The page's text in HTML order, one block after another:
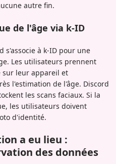
autre fin.
de l'âge via k-ID
s'associe à k-ID pour une
Les utilisateurs prennent
sur leur appareil et
l'estimation de l'âge. Discord
les scans faciaux. Si la
les utilisateurs doivent
d'identité.
a eu lieu :
des données